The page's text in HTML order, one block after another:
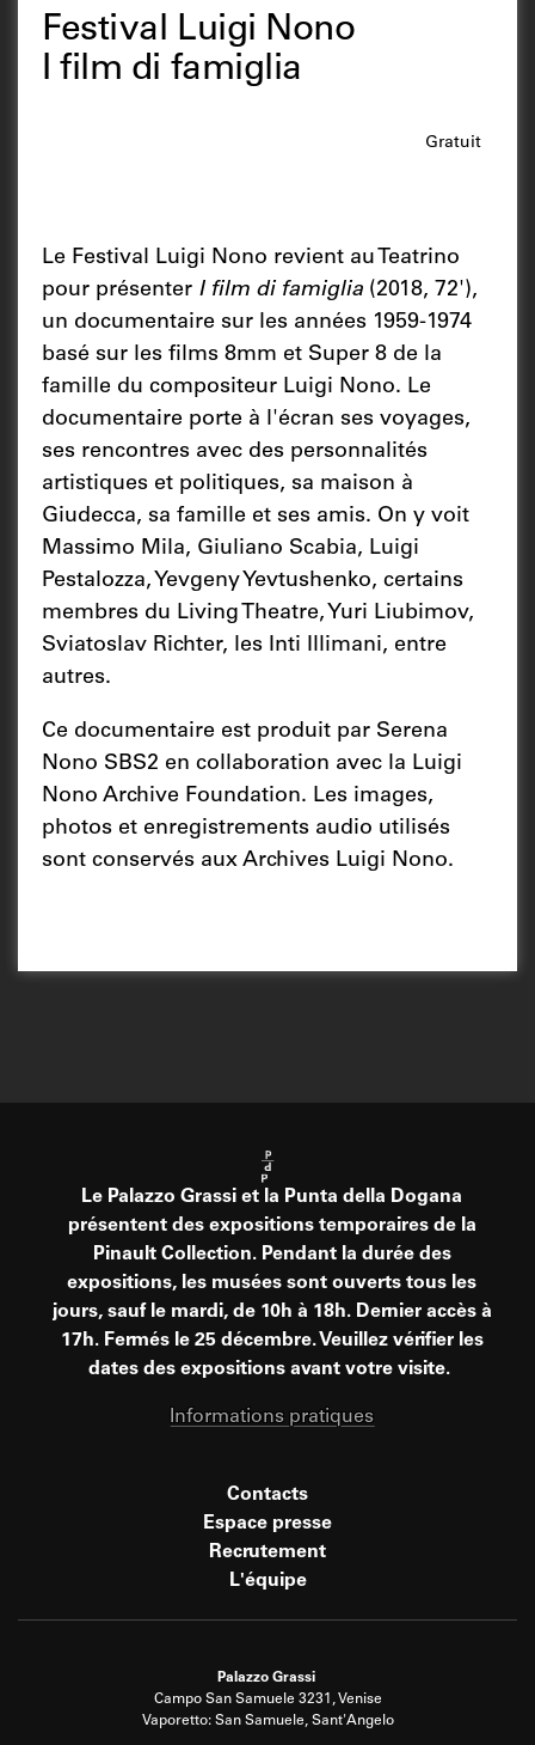
Festival Luigi Nono
I film di famiglia
Gratuit
Le Festival Luigi Nono revient au Teatrino
pour présenter I film di famiglia (2018, 72'),
un documentaire sur les années 1959-1974
basé sur les films 8mm et Super 8 de la
famille du compositeur Luigi Nono. Le
documentaire porte à l'écran ses voyages,
ses rencontres avec des personnalités
artistiques et politiques, sa maison à
Giudecca, sa famille et ses amis. On y voit
Massimo Mila, Giuliano Scabia, Luigi
Pestalozza, Yevgeny Yevtushenko, certains
membres du Living Theatre, Yuri Liubimov,
Sviatoslav Richter, les Inti Illimani, entre
autres.
Ce documentaire est produit par Serena
Nono SBS2 en collaboration avec la Luigi
Nono Archive Foundation. Les images,
photos et enregistrements audio utilisés
sont conservés aux Archives Luigi Nono.
Le Palazzo Grassi et la Punta della Dogana
présentent des expositions temporaires de la
Pinault Collection. Pendant la durée des
expositions, les musées sont ouverts tous les
jours, sauf le mardi, de 10h à 18h. Dernier accès à
17h. Fermés le 25 décembre. Veuillez vérifier les
dates des expositions avant votre visite.
Informations pratiques
Contacts
Espace presse
Recrutement
L'équipe
Palazzo Grassi
Campo San Samuele 3231, Venise
Vaporetto: San Samuele, Sant'Angelo